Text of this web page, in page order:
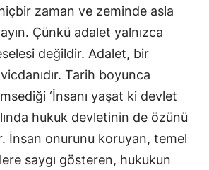
zaman ve zeminde asla
Çünkü adalet yalnızca
değildir. Adalet, bir
Tarih boyunca
‘İnsanı yaşat ki devlet
hukuk devletinin de özünü
İnsan onurunu koruyan, temel
saygı gösteren, hukukun